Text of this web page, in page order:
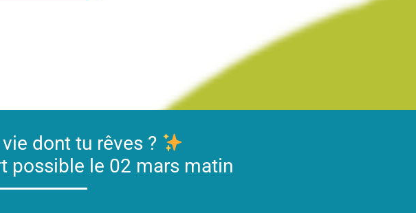
dont tu rêves ?
possible le 02 mars matin